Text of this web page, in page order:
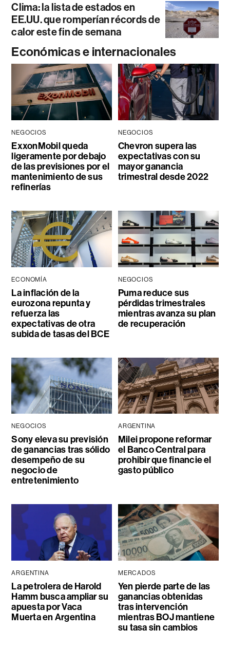
Clima: la lista de estados en
EE.UU. que romperían récords de
calor este fin de semana
Económicas e internacionales
NEGOCIOS
ExxonMobil queda
ligeramente por debajo
de las previsiones por el
mantenimiento de sus
refinerías
NEGOCIOS
Chevron supera las
expectativas con su
mayor ganancia
trimestral desde 2022
ECONOMÍA
La inflación de la
eurozona repunta y
refuerza las
expectativas de otra
subida de tasas del BCE
NEGOCIOS
Puma reduce sus
pérdidas trimestrales
mientras avanza su plan
de recuperación
NEGOCIOS
Sony eleva su previsión
de ganancias tras sólido
desempeño de su
negocio de
entretenimiento
ARGENTINA
Milei propone reformar
el Banco Central para
prohibir que financie el
gasto público
ARGENTINA
La petrolera de Harold
Hamm busca ampliar su
apuesta por Vaca
Muerta en Argentina
MERCADOS
Yen pierde parte de las
ganancias obtenidas
tras intervención
mientras BOJ mantiene
su tasa sin cambios